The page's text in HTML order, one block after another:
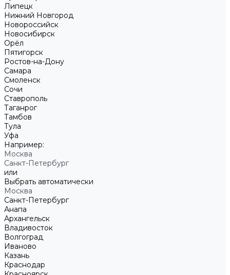
Липецк
Нижний Новгород
Новороссийск
Новосибирск
Орёл
Пятигорск
Ростов-на-Дону
Самара
Смоленск
Сочи
Ставрополь
Таганрог
Тамбов
Тула
Уфа
Например:
Москва
Санкт-Петербург
или
Выбрать автоматически
Москва
Санкт-Петербург
Анапа
Архангельск
Владивосток
Волгоград
Иваново
Казань
Краснодар